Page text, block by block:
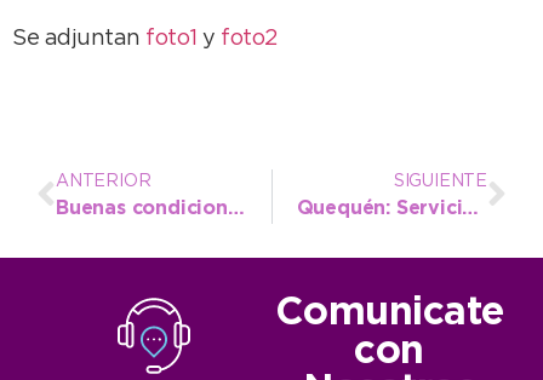
Se adjuntan foto1 y foto2
ANTERIOR
Buenas condiciones para empezar la semana
SIGUIENTE
Quequén: Servicios Públicos prepara entoscado en diversas calles de tierra
Comunicate
con